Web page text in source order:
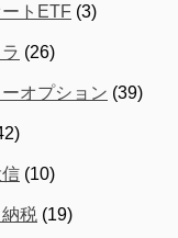
ートETF (3)
(26)
オプション (39)
(10)
税 (19)